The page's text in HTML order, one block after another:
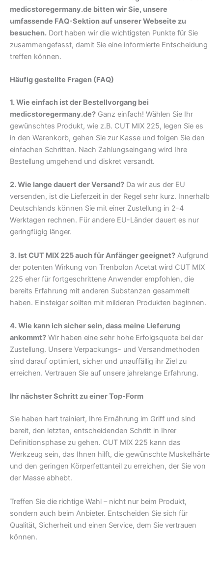
medicstoregermany.de bitten wir Sie, unsere
umfassende FAQ-Sektion auf unserer Webseite zu
besuchen. Dort haben wir die wichtigsten Punkte für Sie
zusammengefasst, damit Sie eine informierte Entscheidung
treffen können.
Häufig gestellte Fragen (FAQ)
1. Wie einfach ist der Bestellvorgang bei
medicstoregermany.de? Ganz einfach! Wählen Sie Ihr
gewünschtes Produkt, wie z.B. CUT MIX 225, legen Sie es
in den Warenkorb, gehen Sie zur Kasse und folgen Sie den
einfachen Schritten. Nach Zahlungseingang wird Ihre
Bestellung umgehend und diskret versandt.
2. Wie lange dauert der Versand? Da wir aus der EU
versenden, ist die Lieferzeit in der Regel sehr kurz. Innerhalb
Deutschlands können Sie mit einer Zustellung in 2-4
Werktagen rechnen. Für andere EU-Länder dauert es nur
geringfügig länger.
3. Ist CUT MIX 225 auch für Anfänger geeignet? Aufgrund
der potenten Wirkung von Trenbolon Acetat wird CUT MIX
225 eher für fortgeschrittene Anwender empfohlen, die
bereits Erfahrung mit anderen Substanzen gesammelt
haben. Einsteiger sollten mit milderen Produkten beginnen.
4. Wie kann ich sicher sein, dass meine Lieferung
ankommt? Wir haben eine sehr hohe Erfolgsquote bei der
Zustellung. Unsere Verpackungs- und Versandmethoden
sind darauf optimiert, sicher und unauffällig ihr Ziel zu
erreichen. Vertrauen Sie auf unsere jahrelange Erfahrung.
Ihr nächster Schritt zu einer Top-Form
Sie haben hart trainiert, Ihre Ernährung im Griff und sind
bereit, den letzten, entscheidenden Schritt in Ihrer
Definitionsphase zu gehen. CUT MIX 225 kann das
Werkzeug sein, das Ihnen hilft, die gewünschte Muskelhärte
und den geringen Körperfettanteil zu erreichen, der Sie von
der Masse abhebt.
Treffen Sie die richtige Wahl – nicht nur beim Produkt,
sondern auch beim Anbieter. Entscheiden Sie sich für
Qualität, Sicherheit und einen Service, dem Sie vertrauen
können.